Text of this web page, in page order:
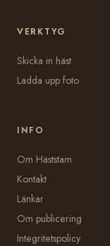
VERKTYG
Skicka in häst
Ladda upp foto
INFO
Om Häststam
Kontakt
Länkar
Om publicering
Integritetspolicy